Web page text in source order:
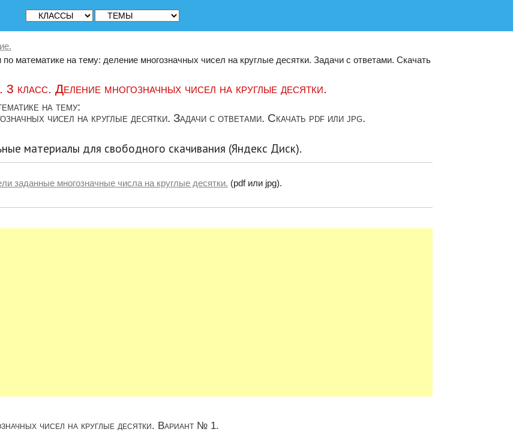
по математике на тему: деление многозначных чисел на круглые десятки. Задачи с ответами. Скачать
3 класс. Деление многозначных чисел на круглые десятки.
на тему:
чисел на круглые десятки. Задачи с ответами. Скачать pdf или jpg.
материалы для свободного скачивания (Яндекс Диск).
заданные многозначные числа на круглые десятки. (pdf или jpg).
чисел на круглые десятки. Вариант № 1.